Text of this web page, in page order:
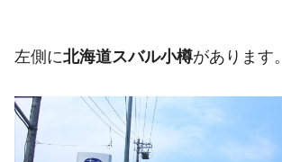
左側に北海道スバル小樽があります。